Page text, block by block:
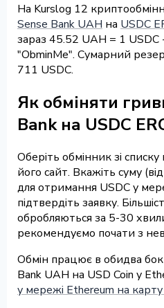
На Kurslog 12
Sense Bank UAH на USDC
зараз 45.52 UAH = 1 USDC
"ObminMe". Сумарний
711 USDC.
Як обміняти
Bank на USDC
Оберіть обмінник зі
його сайт. Вкажіть суму
для отримання USDC у
підтвердіть заявку.
обробляються за 5-30
рекомендуємо почати з
Обмін працює в обидва
Bank UAH на USD Coin у
у мережі Ethereum на